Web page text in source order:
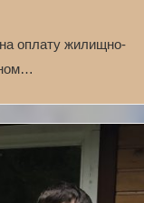
оплату жилищно-